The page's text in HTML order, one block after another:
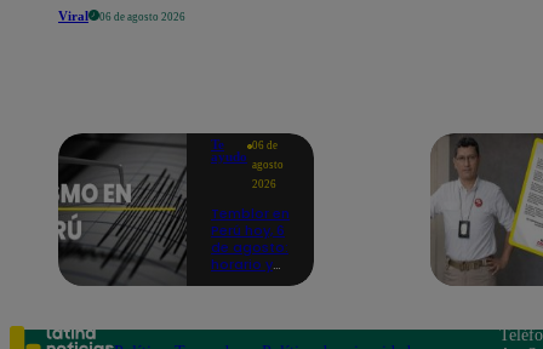
Viral 06 de agosto 2026
Te
ayudo
06 de
agosto
2026
Temblor en
Perú hoy, 6
de agosto:
horario y
según IGP